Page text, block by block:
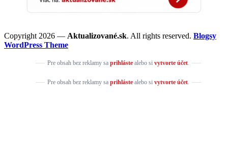
Copyright 2026 — Aktualizované.sk. All rights reserved. Blogsy
WordPress Theme
Pre obsah bez reklamy sa prihlástealebo si vytvorte účet.